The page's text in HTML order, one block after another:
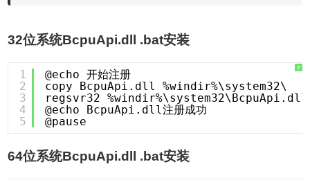
32位系统BcpuApi.dll .bat安装
?
1
2
3
4
5
@echo 开始注册
copy BcpuApi.dll %windir%\system32\
regsvr32
@echo BcpuApi.dll注册成功
@pause
64位系统BcpuApi.dll .bat安装